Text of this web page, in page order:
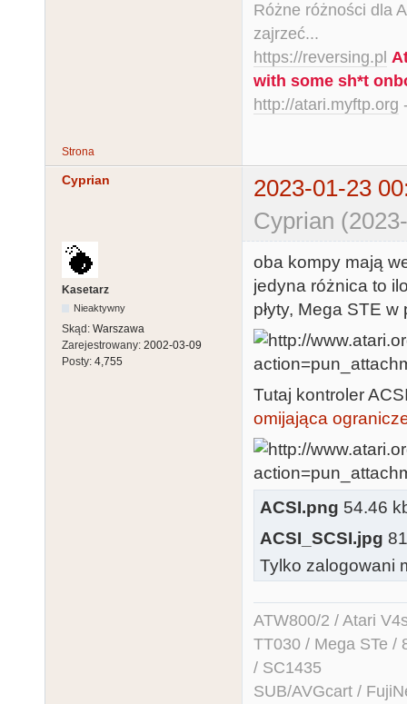
Różne różności dla
zajrzeć...
https://reversing.pl
with some sh*t
http://atari.myftp.org
Strona
Cyprian
2023-01-23
Cyprian
Kasetarz
Nieaktywny
Skąd: Warszawa
Zarejestrowany: 2002-03-09
Posty: 4,755
oba kompy mają
jedyna różnica to
płyty, Mega STE
Tutaj kontroler
omijająca
ACSI.png 54.46
ACSI_SCSI.jpg
Tylko zalogowani
ATW800/2 / Atari
TT030 / Mega STe /
/ SC1435
SUB/AVGcart /